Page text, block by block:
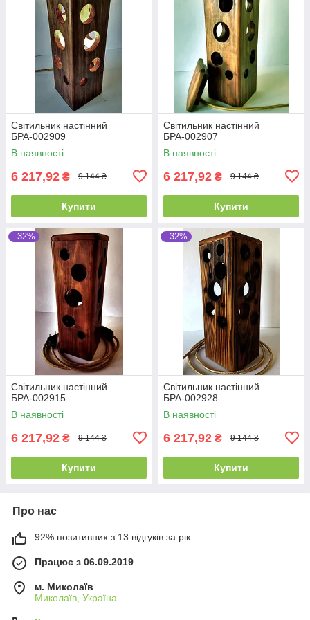
Світильник настінний
БРА-002909
В наявності
6 217,92 ₴ 9 144 ₴
Купити
Світильник настінний
БРА-002907
В наявності
6 217,92 ₴ 9 144 ₴
Купити
–32%
Світильник настінний
БРА-002915
В наявності
6 217,92 ₴ 9 144 ₴
Купити
–32%
Світильник настінний
БРА-002928
В наявності
6 217,92 ₴ 9 144 ₴
Купити
Про нас
92% позитивних з 13 відгуків за рік
Працює з 06.09.2019
м. Миколаїв
Миколаїв, Україна